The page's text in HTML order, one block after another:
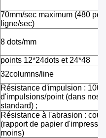
70mm/sec maximum (480
ligne/sec)
8 dots/mm
points 12*24dots et 24*48
32columns/line
Résistance d'impulsion : 100
d'impulsions/point (dans nos
standard) ;
Résistance à l'abrasion :
(rapport de papier
moins)